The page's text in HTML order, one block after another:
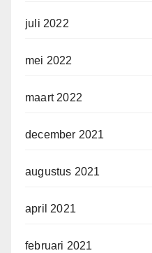
juli 2022
mei 2022
maart 2022
december 2021
augustus 2021
april 2021
februari 2021